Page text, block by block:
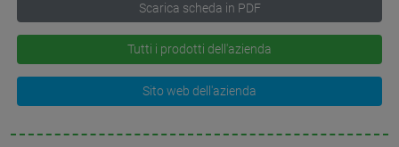
Scarica scheda in PDF
Tutti i prodotti dell'azienda
Sito web dell'azienda